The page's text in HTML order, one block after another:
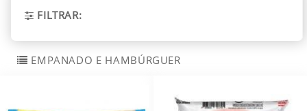
FILTRAR:
EMPANADO E HAMBÚRGUER